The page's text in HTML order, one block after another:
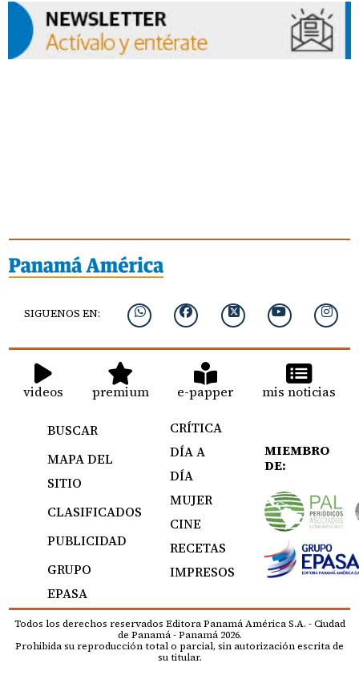
SIGUENOS EN:
videos premium e-papper mis noticias
BUSCAR
MAPA DEL
SITIO
CLASIFICADOS
PUBLICIDAD
GRUPO
EPASA
CRÍTICA
DÍA A
DÍA
MUJER
CINE
RECETAS
IMPRESOS
MIEMBRO
DE:
Todos los derechos reservados Editora Panamá América S.A. - Ciudad
de Panamá - Panamá 2026.
Prohibida su reproducción total o parcial, sin autorización escrita de
su titular.